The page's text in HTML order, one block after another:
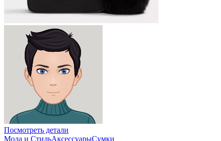
Посмотреть детали
Мода и СтильАксессуарыСумки